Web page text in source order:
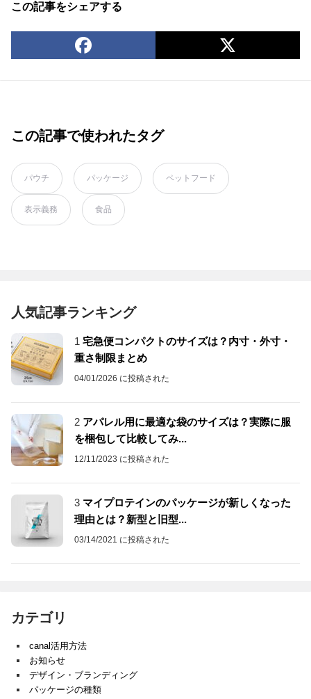
この記事をシェアする
この記事で使われたタグ
パウチ パッケージ ペットフード
表示義務 食品
人気記事ランキング
1 宅急便コンパクトのサイズは？内寸・外寸・
重さ制限まとめ
04/01/2026 に投稿された
2 アパレル用に最適な袋のサイズは？実際に服
を梱包して比較してみ...
12/11/2023 に投稿された
3 マイプロテインのパッケージが新しくなった
理由とは？新型と旧型...
03/14/2021 に投稿された
カテゴリ
canal活用方法
お知らせ
デザイン・ブランディング
パッケージの種類